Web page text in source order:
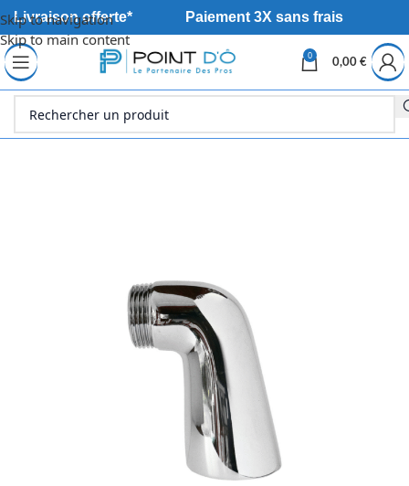
Skip to navigation
Skip to main content
Livraison offerte* Paiement 3X sans frais
0
0,00 €
Accueil Sanitaire Robinetterie